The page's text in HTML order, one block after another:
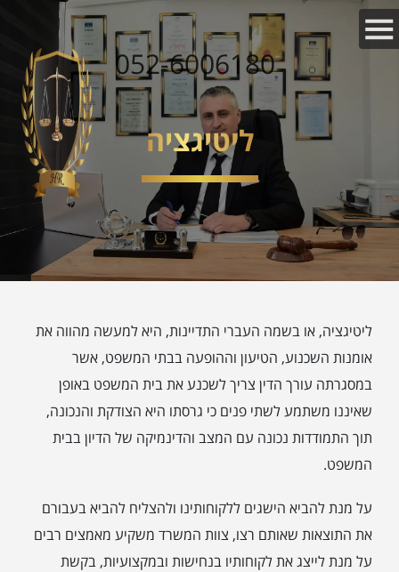
052-6006180
ליטיגציה
ליטיגציה, או בשמה העברי התדיינות, היא למעשה מהווה את
אומנות השכנוע, הטיעון וההופעה בבתי המשפט, אשר
במסגרתה עורך הדין צריך לשכנע את בית המשפט באופן
שאיננו משתמע לשתי פנים כי גרסתו היא הצודקת והנכונה,
תוך התמודדות נכונה עם המצב והדינמיקה של הדיון בבית
המשפט.
על מנת להביא הישגים ללקוחותינו ולהצליח להביא בעבורם
את התוצאות שאותם רצו, צוות המשרד משקיע מאמצים רבים
על מנת לייצג את לקוחותיו בנחישות ובמקצועיות, בקשת